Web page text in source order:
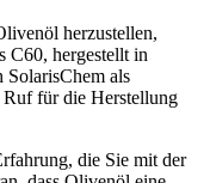
herzustellen,
C60, hergestellt in
SolarisChem als
für die Herstellung
die Sie mit der